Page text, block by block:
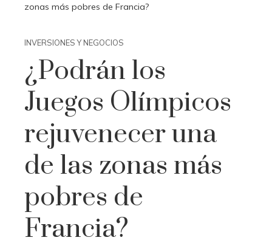
zonas más pobres de Francia?
INVERSIONES Y NEGOCIOS
¿Podrán los
Juegos Olímpicos
rejuvenecer una
de las zonas más
pobres de
Francia?